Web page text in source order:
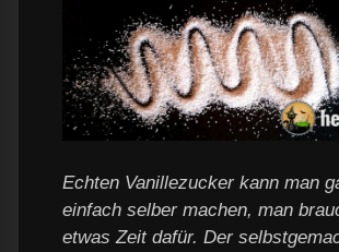
Echten Vanillezucker kann man
einfach selber machen, man
etwas Zeit dafür. Der